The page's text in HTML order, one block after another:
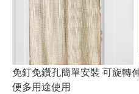
免釘免鑽孔簡單安裝 可旋轉
便多用途使用